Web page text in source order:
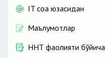
IT соҳа юзасидан
Маълумотлар
ННТ фаолияти